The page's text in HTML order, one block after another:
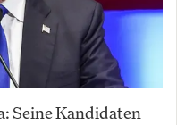
Seine Kandidaten